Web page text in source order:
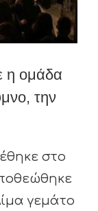
η ομάδα
την
στο
γεμάτο